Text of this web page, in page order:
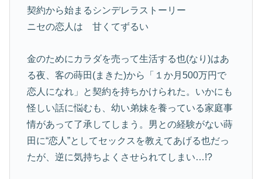
契約から始まるシンデレラストーリー
ニセの恋人は 甘くてずるい
金のためにカラダを売って生活する也(なり)はあ
る夜、客の蒔田(まきた)から「１か月500万円で
恋人になれ」と契約を持ちかけられた。いかにも
怪しい話に悩むも、幼い弟妹を養っている家庭事
情があって了承してしまう。男との経験がない蒔
田に“恋人”としてセックスを教えてあげる也だっ
たが、逆に気持ちよくさせられてしまい…!?